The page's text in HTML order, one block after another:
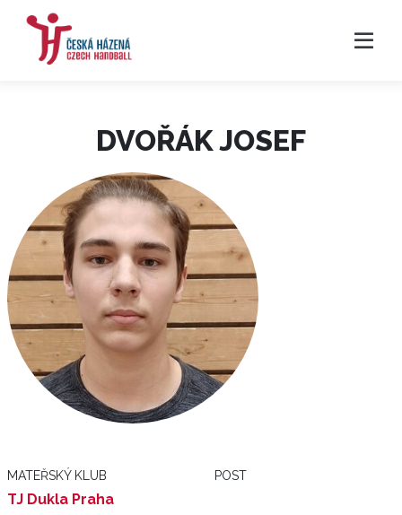
DVOŘÁK JOSEF
MATEŘSKÝ KLUB
TJ Dukla Praha
POST